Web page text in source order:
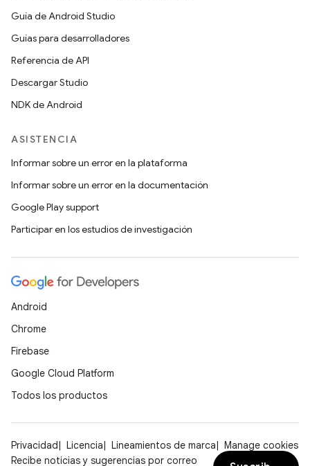
Guía de Android Studio
Guías para desarrolladores
Referencia de API
Descargar Studio
NDK de Android
ASISTENCIA
Informar sobre un error en la plataforma
Informar sobre un error en la documentación
Google Play support
Participar en los estudios de investigación
Android
Chrome
Firebase
Google Cloud Platform
Todos los productos
Privacidad Licencia Lineamientos de marca
Manage cookies
Recibe noticias y sugerencias por correo